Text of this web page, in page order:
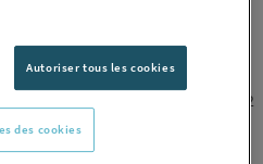
M/FTXM-M-R/RXM-R-M-
8.2
Autoriser tous les cookies
des cookies